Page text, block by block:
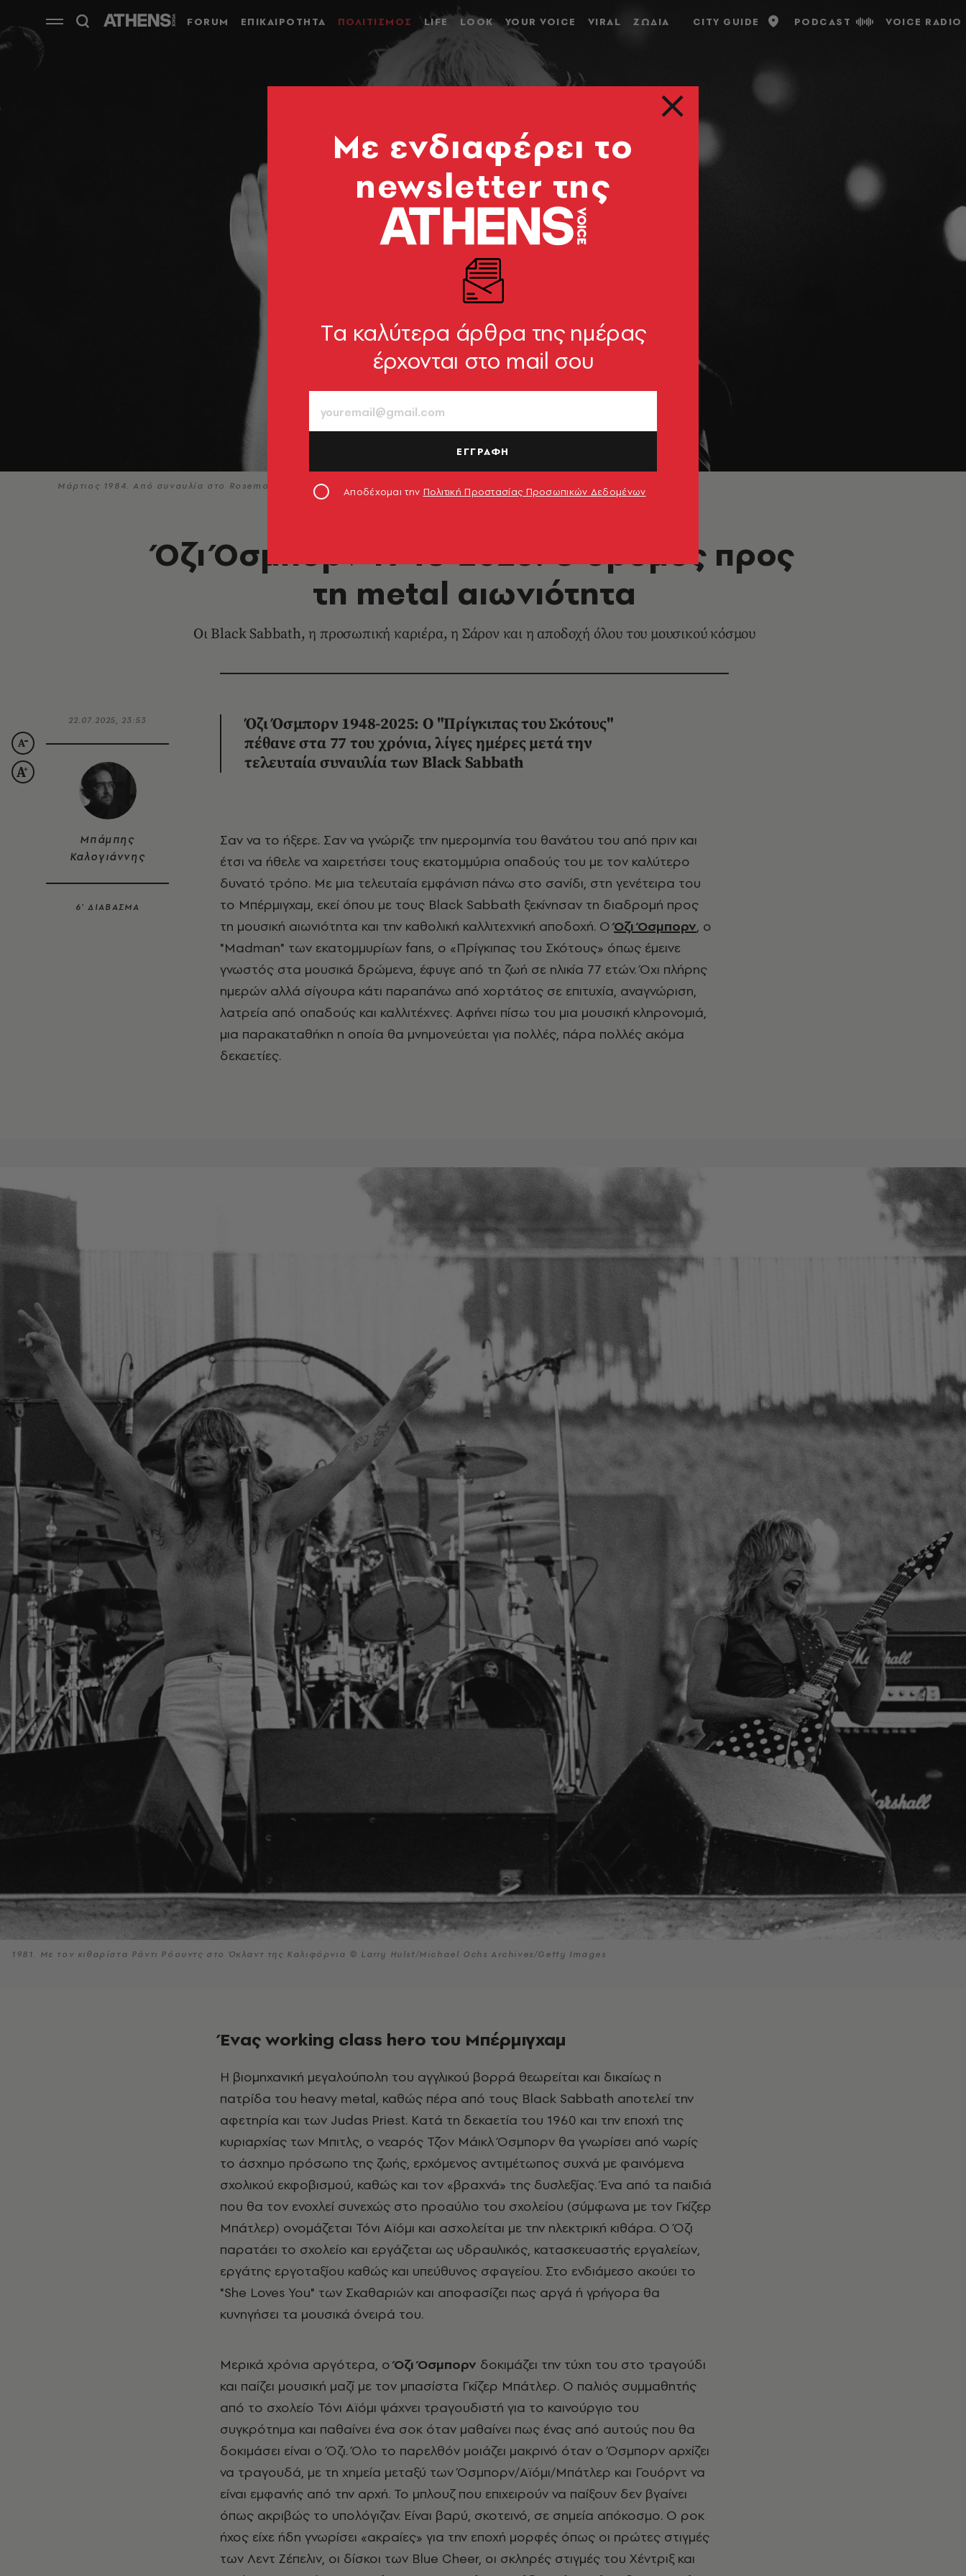
FORUM ΕΠΙΚΑΙΡΟΤΗΤΑ ΠΟΛΙΤΙΣΜΟΣ LIFE LOOK YOUR VOICE VIRAL ΖΩΔΙΑ CITY GUIDE PODCAST VOICE RADIO
Μάρτιος 1984. Από συναυλία στο Rosemont του Illinois © Paul Natkin/Getty Images
Όζι Όσμπορν 1948-2025: Ο δρόμος προς
τη metal αιωνιότητα
Οι Black Sabbath, η προσωπική καριέρα, η Σάρον και η αποδοχή όλου του μουσικού κόσμου
22.07.2025, 23:53
Μπάμπης
Καλογιάννης
6’ ΔΙΑΒΑΣΜΑ
Όζι Όσμπορν 1948-2025: Ο "Πρίγκιπας του Σκότους"
πέθανε στα 77 του χρόνια, λίγες ημέρες μετά την
τελευταία συναυλία των Black Sabbath
Σαν να το ήξερε. Σαν να γνώριζε την ημερομηνία του θανάτου του από πριν και
έτσι να ήθελε να χαιρετήσει τους εκατομμύρια οπαδούς του με τον καλύτερο
δυνατό τρόπο. Με μια τελευταία εμφάνιση πάνω στο σανίδι, στη γενέτειρα του
το Μπέρμιγχαμ, εκεί όπου με τους Black Sabbath ξεκίνησαν τη διαδρομή προς
τη μουσική αιωνιότητα και την καθολική καλλιτεχνική αποδοχή. ΟΌζι Όσμπορν, ο
"Madman" των εκατομμυρίων fans, ο «Πρίγκιπας του Σκότους» όπως έμεινε
γνωστός στα μουσικά δρώμενα, έφυγε από τη ζωή σε ηλικία 77 ετών. Όχι πλήρης
ημερών αλλά σίγουρα κάτι παραπάνω από χορτάτος σε επιτυχία, αναγνώριση,
λατρεία από οπαδούς και καλλιτέχνες. Αφήνει πίσω του μια μουσική κληρονομιά,
μια παρακαταθήκη η οποία θα μνημονεύεται για πολλές, πάρα πολλές ακόμα
δεκαετίες.
1981. Με τον κιθαρίστα Ράντι Ρόουντς στο Όκλαντ της Καλιφόρνια © Larry Hulst/Michael Ochs Archives/Getty Images
Ένας working class hero του Μπέρμιγχαμ
Η βιομηχανική μεγαλούπολη του αγγλικού βορρά θεωρείται και δικαίως η
πατρίδα του heavy metal, καθώς πέρα από τους Black Sabbath αποτελεί την
αφετηρία και των Judas Priest. Κατά τη δεκαετία του 1960 και την εποχή της
κυριαρχίας των Μπιτλς, ο νεαρός Τζον Μάικλ Όσμπορν θα γνωρίσει από νωρίς
το άσχημο πρόσωπο της ζωής, ερχόμενος αντιμέτωπος συχνά με φαινόμενα
σχολικού εκφοβισμού, καθώς και τον «βραχνά» της δυσλεξίας. Ένα από τα παιδιά
που θα τον ενοχλεί συνεχώς στο προαύλιο του σχολείου (σύμφωνα με τον Γκίζερ
Μπάτλερ) ονομάζεται Τόνι Αϊόμι και ασχολείται με την ηλεκτρική κιθάρα. Ο Όζι
παρατάει το σχολείο και εργάζεται ως υδραυλικός, κατασκευαστής εργαλείων,
εργάτης εργοταξίου καθώς και υπεύθυνος σφαγείου. Στο ενδιάμεσο ακούει το
"She Loves You" των Σκαθαριών και αποφασίζει πως αργά ή γρήγορα θα
κυνηγήσει τα μουσικά όνειρά του.
Μερικά χρόνια αργότερα, οΌζι Όσμπορν δοκιμάζει την τύχη του στο τραγούδι
και παίζει μουσική μαζί με τον μπασίστα Γκίζερ Μπάτλερ. Ο παλιός συμμαθητής
από το σχολείο Τόνι Αϊόμι ψάχνει τραγουδιστή για το καινούργιο του
συγκρότημα και παθαίνει ένα σοκ όταν μαθαίνει πως ένας από αυτούς που θα
δοκιμάσει είναι ο Όζι. Όλο το παρελθόν μοιάζει μακρινό όταν ο Όσμπορν αρχίζει
να τραγουδά, με τη χημεία μεταξύ των Όσμπορν/Αϊόμι/Μπάτλερ και Γουόρντ να
είναι εμφανής από την αρχή. Το μπλουζ που επιχειρούν να παίξουν δεν βγαίνει
όπως ακριβώς το υπολόγιζαν. Είναι βαρύ, σκοτεινό, σε σημεία απόκοσμο. Ο ροκ
ήχος είχε ήδη γνωρίσει «ακραίες» για την εποχή μορφές όπως οι πρώτες στιγμές
των Λεντ Ζέπελιν, οι δίσκοι των Blue Cheer, οι σκληρές στιγμές του Χέντριξ και
Mε ενδιαφέρει το
newsletter της
Tα καλύτερα άρθρα της ημέρας
έρχονται στο mail σου
ΕΓΓΡΑΦΗ
Αποδέχομαι την Πολιτική Προστασίας Προσωπικών Δεδομένων